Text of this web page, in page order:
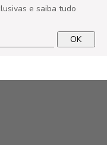
e saiba tudo
OK